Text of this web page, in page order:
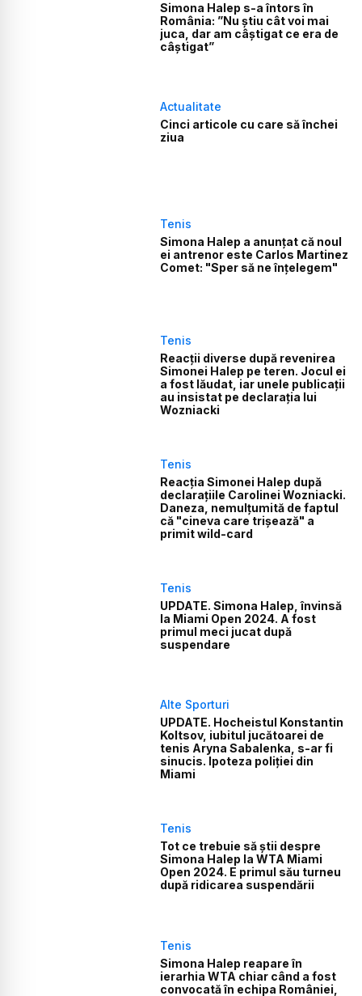
Simona Halep s-a întors în
România: ”Nu știu cât voi mai
juca, dar am câștigat ce era de
câștigat”
Actualitate
Cinci articole cu care să închei
ziua
Tenis
Simona Halep a anunțat că noul
ei antrenor este Carlos Martinez
Comet: "Sper să ne înțelegem"
Tenis
Reacții diverse după revenirea
Simonei Halep pe teren. Jocul ei
a fost lăudat, iar unele publicații
au insistat pe declarația lui
Wozniacki
Tenis
Reacția Simonei Halep după
declarațiile Carolinei Wozniacki.
Daneza, nemulțumită de faptul
că "cineva care trișează" a
primit wild-card
Tenis
UPDATE. Simona Halep, învinsă
la Miami Open 2024. A fost
primul meci jucat după
suspendare
Alte Sporturi
UPDATE. Hocheistul Konstantin
Koltsov, iubitul jucătoarei de
tenis Aryna Sabalenka, s-ar fi
sinucis. Ipoteza poliției din
Miami
Tenis
Tot ce trebuie să știi despre
Simona Halep la WTA Miami
Open 2024. E primul său turneu
după ridicarea suspendării
Tenis
Simona Halep reapare în
ierarhia WTA chiar când a fost
convocată în echipa României,